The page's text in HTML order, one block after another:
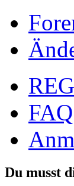
FAQ
Du musst